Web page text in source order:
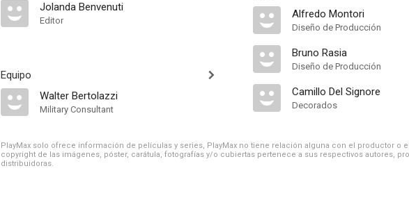
Jolanda Benvenuti
Editor
Equipo
Walter Bertolazzi
Military Consultant
Alfredo Montori
Diseño de Producción
Bruno Rasia
Diseño de Producción
Camillo Del Signore
Decorados
PlayMax solo ofrece información de películas y series, PlayMax no tiene relación alguna con el productor o
copyright de las imágenes, póster, carátula, fotografías y/o cubiertas pertenece a sus respectivos autores,
distribuidoras.